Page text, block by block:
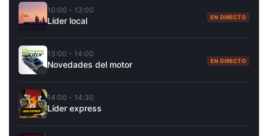
10:00 - 13:00
Líder local EN DIRECTO
13:00 - 14:00
Novedades del motor EN DIRECTO
14:00 - 14:30
Líder express